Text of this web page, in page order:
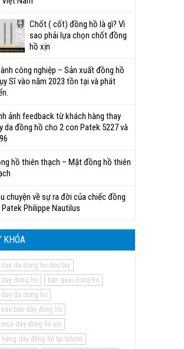
Chốt ( cốt) đồng hồ là gì? Vì
sao phải lựa chọn chốt đồng
hồ xịn
công nghiệp – Sản xuất đồng hồ
Sĩ vào năm 2023 tồn tại và phát
ảnh feedback từ khách hàng thay
da đồng hồ cho 2 con Patek 5227 và
hồ thiên thạch – Mặt đồng hồ thiên
chuyện về sự ra đời của chiếc đồng
Philippe Nautilus
KHÓA
day da dong ho deo tay
day dong ho
ban quai dong ho
day da dong ho
nào bán dây đồng hồ
mua dây đồng hồ xịn
hàng dây đồng hồ tại tphcm